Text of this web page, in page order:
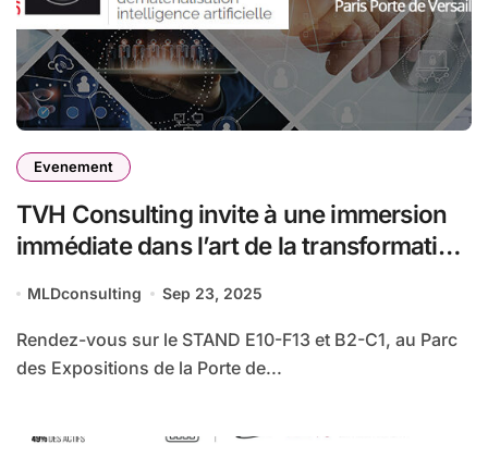
Evenement
TVH Consulting invite à une immersion
immédiate dans l’art de la transformation
octobre 2025
MLDconsulting Sep 23, 2025
Rendez-vous sur le STAND E10-F13 et B2-C1, au Parc
des Expositions de la Porte de...